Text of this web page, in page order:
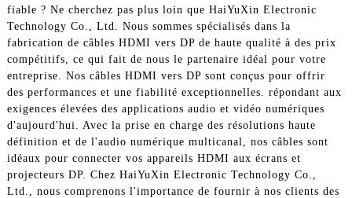
fiable ? Ne cherchez pas plus loin que HaiYuXin Electronic
Technology Co., Ltd. Nous sommes spécialisés dans la
fabrication de câbles HDMI vers DP de haute qualité à des prix
compétitifs, ce qui fait de nous le partenaire idéal pour votre
entreprise. Nos câbles HDMI vers DP sont conçus pour offrir
des performances et une fiabilité exceptionnelles. répondant aux
exigences élevées des applications audio et vidéo numériques
d'aujourd'hui. Avec la prise en charge des résolutions haute
définition et de l'audio numérique multicanal, nos câbles sont
idéaux pour connecter vos appareils HDMI aux écrans et
projecteurs DP. Chez HaiYuXin Electronic Technology Co.,
Ltd., nous comprenons l'importance de fournir à nos clients des